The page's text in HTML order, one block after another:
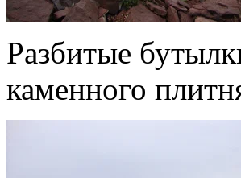
Разбитые
каменного